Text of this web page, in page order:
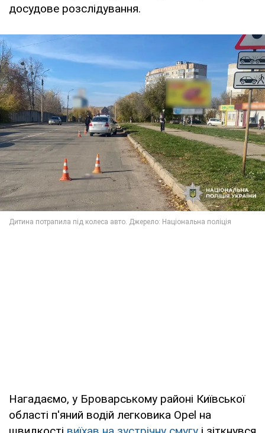
досудове розслідування.
Нагадаємо, у Броварському районі Київської
області п'яний водій легковика Opel на